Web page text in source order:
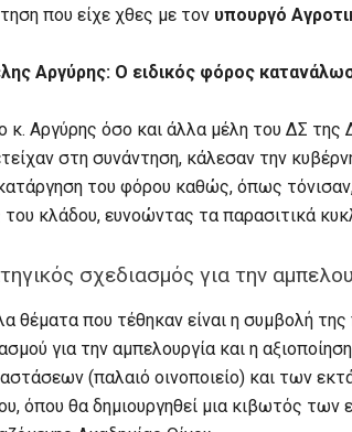
που είχε χθες με τον υπουργό
Αργύρης: Ο ειδικός φόρος
κ. Αργύρης όσο και άλλα μέλη του ΔΣ της
στη συνάντηση, κάλεσαν την
του φόρου καθώς, όπως
του κλάδου, ευνοώντας τα παρασιτικά
σχεδιασμός για την
θέματα που τέθηκαν είναι η συμβολή
για την αμπελουργία και η
(παλαιό οινοποιείο) και των
όπου θα δημιουργηθεί μια κιβωτός των